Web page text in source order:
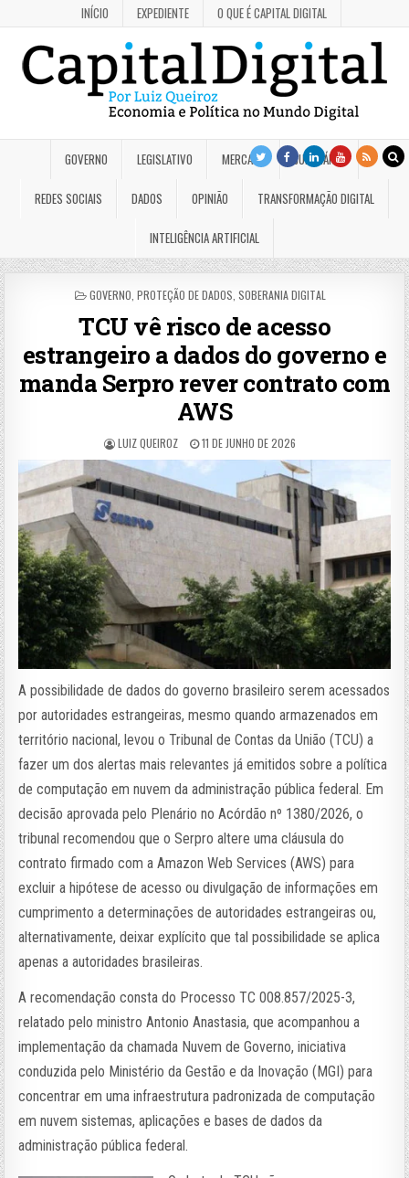
INÍCIO EXPEDIENTE O QUE É CAPITAL DIGITAL
GOVERNO LEGISLATIVO MERCADO JUDICIÁRIO
REDES SOCIAIS DADOS OPINIÃO TRANSFORMAÇÃO DIGITAL
INTELIGÊNCIA ARTIFICIAL
POSTED
GOVERNO PROTEÇÃO DE DADOS SOBERANIA DIGITAL
TCU vê risco de acesso
estrangeiro a dados do governo e
manda Serpro rever contrato com
AWS
LUIZ QUEIROZ 11 DE JUNHO DE 2026
A possibilidade de dados do governo brasileiro serem acessados
por autoridades estrangeiras, mesmo quando armazenados em
território nacional, levou o Tribunal de Contas da União (TCU) a
fazer um dos alertas mais relevantes já emitidos sobre a política
de computação em nuvem da administração pública federal. Em
decisão aprovada pelo Plenário no Acórdão nº 1380/2026, o
tribunal recomendou que o Serpro altere uma cláusula do
contrato firmado com a Amazon Web Services (AWS) para
excluir a hipótese de acesso ou divulgação de informações em
cumprimento a determinações de autoridades estrangeiras ou,
alternativamente, deixar explícito que tal possibilidade se aplica
apenas a autoridades brasileiras.
A recomendação consta do Processo TC 008.857/2025-3,
relatado pelo ministro Antonio Anastasia, que acompanhou a
implementação da chamada Nuvem de Governo, iniciativa
conduzida pelo Ministério da Gestão e da Inovação (MGI) para
concentrar em uma infraestrutura padronizada de computação
em nuvem sistemas, aplicações e bases de dados da
administração pública federal.